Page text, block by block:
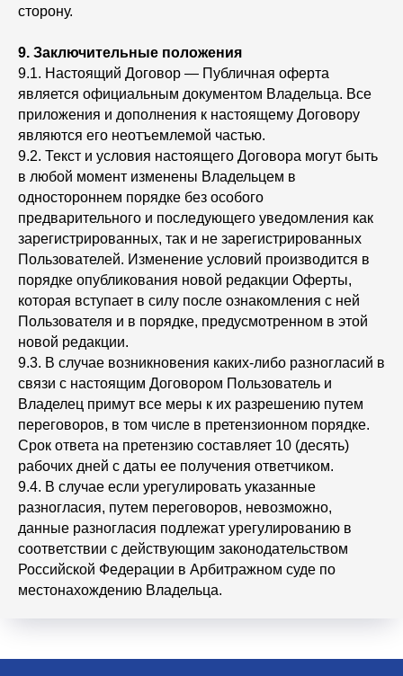
сторону.
9. Заключительные положения
9.1. Настоящий Договор — Публичная оферта
является официальным документом Владельца. Все
приложения и дополнения к настоящему Договору
являются его неотъемлемой частью.
9.2. Текст и условия настоящего Договора могут быть
в любой момент изменены Владельцем в
одностороннем порядке без особого
предварительного и последующего уведомления как
зарегистрированных, так и не зарегистрированных
Пользователей. Изменение условий производится в
порядке опубликования новой редакции Оферты,
которая вступает в силу после ознакомления с ней
Пользователя и в порядке, предусмотренном в этой
новой редакции.
9.3. В случае возникновения каких-либо разногласий в
связи с настоящим Договором Пользователь и
Владелец примут все меры к их разрешению путем
переговоров, в том числе в претензионном порядке.
Срок ответа на претензию составляет 10 (десять)
рабочих дней с даты ее получения ответчиком.
9.4. В случае если урегулировать указанные
разногласия, путем переговоров, невозможно,
данные разногласия подлежат урегулированию в
соответствии с действующим законодательством
Российской Федерации в Арбитражном суде по
местонахождению Владельца.